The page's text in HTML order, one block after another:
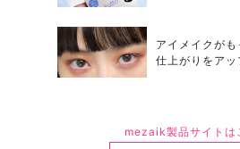
アイメイクがも
仕上がりをアッ
mezaik製品サイトは